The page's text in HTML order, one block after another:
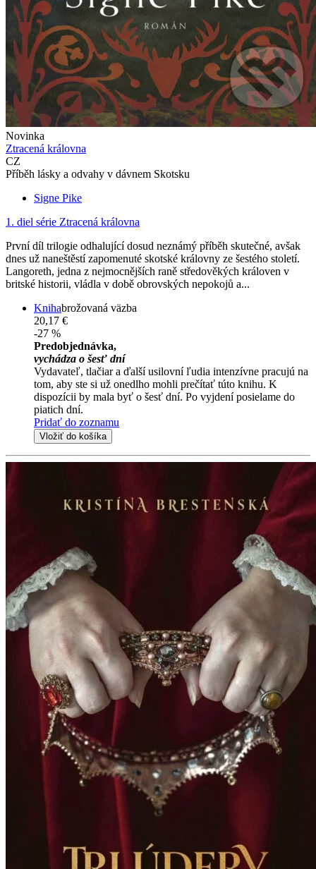
Novinka
Ztracená královna
CZ
Příběh lásky a odvahy v dávnem Skotsku
Signe Pike
1. diel série Ztracená královna
První díl trilogie odhalující dosud neznámý příběh skutečné, avšak
dnes už naneštěstí zapomenuté skotské královny ze šestého století.
Langoreth, jedna z nejmocnějších raně středověkých královen v
britské historii, vládla v době obrovských nepokojů a...
Knihabrožovaná väzba
20,17 €
-27 %
Predobjednávka,
vychádza o šesť dní
Vydavateľ, tlačiar a ďalší usilovní ľudia intenzívne pracujú na
tom, aby ste si už onedlho mohli prečítať túto knihu. K
dispozícii by mala byť o šesť dní. Po vyjdení posielame do
piatich dní.
Pridať do zoznamu
Vložiť do košíka